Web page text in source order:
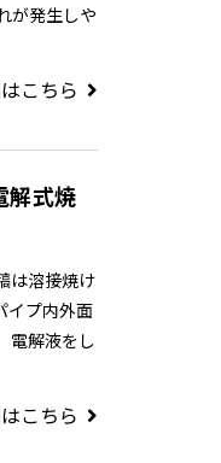
が発生しや
こちら
解式焼
は溶接焼け
イプ内外面
電解液をし
こちら